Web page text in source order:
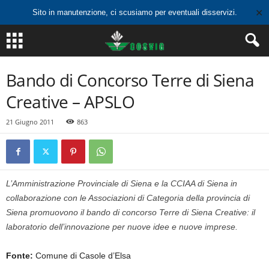
Sito in manutenzione, ci scusiamo per eventuali disservizi. ✕
Bando di Concorso Terre di Siena
Creative – APSLO
21 Giugno 2011 863
L’Amministrazione Provinciale di Siena e la CCIAA di Siena in
collaborazione con le Associazioni di Categoria della provincia di
Siena promuovono il bando di concorso Terre di Siena Creative: il
laboratorio dell’innovazione per nuove idee e nuove imprese.
Fonte: Comune di Casole d’Elsa